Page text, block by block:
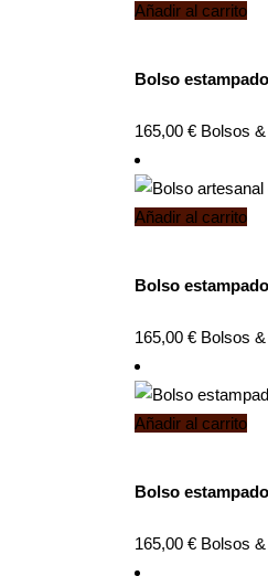
Añadir al carrito
Bolso
165,00 € Bolsos &
Añadir al carrito
Bolso
165,00 € Bolsos &
Añadir al carrito
Bolso
165,00 € Bolsos &